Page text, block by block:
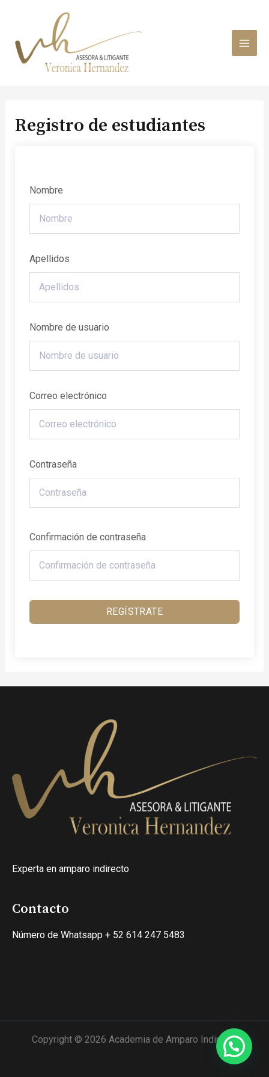
contenido
Registro de estudiantes
Nombre
Apellidos
Nombre de usuario
Correo electrónico
Contraseña
Confirmación de contraseña
REGÍSTRATE
Experta en amparo indirecto
Contacto
Número de Whatsapp + 52 614 247 5483
Copyright © 2026 Academia de Amparo Indirecto